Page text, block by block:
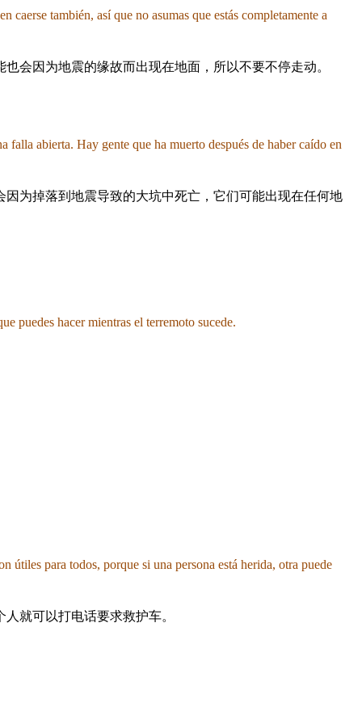
caerse también, así que no asumas que estás completamente a
会因为地震的缘故而出现在地面，所以不要不停走动。
abierta. Hay gente que ha muerto después de haber caído en
为掉落到地震导致的大坑中死亡，它们可能出现在任何地
puedes hacer mientras el terremoto sucede.
útiles para todos, porque si una persona está herida, otra puede
就可以打电话要求救护车。